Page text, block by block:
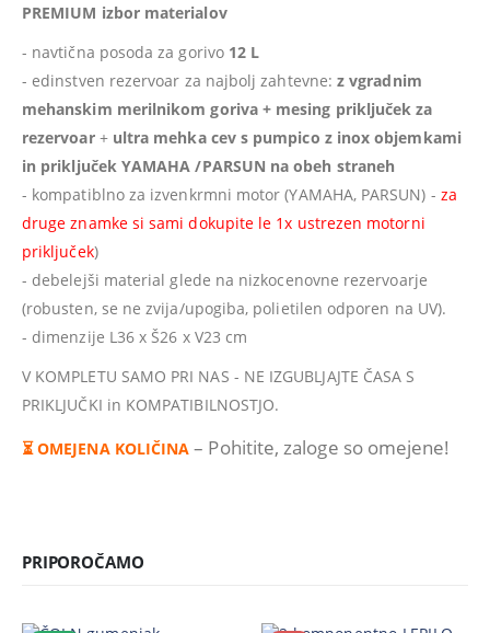
PREMIUM izbor materialov
- navtična posoda za gorivo 12 L
- edinstven rezervoar za najbolj zahtevne:z vgradnim
mehanskim merilnikom goriva + mesing priključek za
rezervoar+ ultra mehka cev s pumpico z inox objemkami
in priključek YAMAHA /PARSUN na obeh straneh
- kompatiblno za izvenkrmni motor (YAMAHA, PARSUN) - za
druge znamke si sami dokupite le 1x ustrezen motorni
priključek)
- debelejši material glede na nizkocenovne rezervoarje
(robusten, se ne zvija/upogiba, polietilen odporen na UV).
- dimenzije L36 x Š26 x V23 cm
V KOMPLETU SAMO PRI NAS - NE IZGUBLJAJTE ČASA S
PRIKLJUČKI in KOMPATIBILNOSTJO.
⏳ OMEJENA KOLIČINA – Pohitite, zaloge so omejene!
PRIPOROČAMO